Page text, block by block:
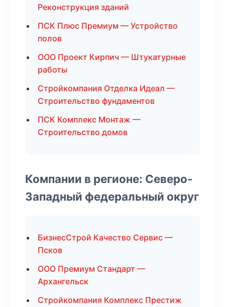
Реконструкция зданий
ПСК Плюс Премиум — Устройство
полов
ООО Проект Кирпич — Штукатурные
работы
Стройкомпания Отделка Идеал —
Строительство фундаментов
ПСК Комплекс Монтаж —
Строительство домов
Компании в регионе: Северо-
Западный федеральный округ
БизнесСтрой Качество Сервис —
Псков
ООО Премиум Стандарт —
Архангельск
Стройкомпания Комплекс Престиж